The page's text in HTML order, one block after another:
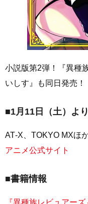
小説版第2弾！『異種
いしす』も同日発売！
■1月11日（土）よ
AT‐X、TOKYO MXほ
アニメ公式サイト
■書籍情報
『異種族レビュアーズ